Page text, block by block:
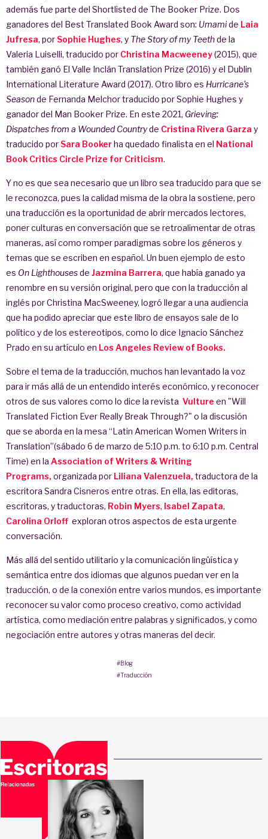
además fue parte del Shortlisted de The Booker Prize. Dos
ganadores del Best Translated Book Award son: Umamide Laia
Jufresa, por Sophie Hughes, y The Story of my Teethde la
Valeria Luiselli, traducido por Christina Macweeney(2015), que
también ganó El Valle Inclán Translation Prize (2016) y el Dublin
International Literature Award (2017). Otro libro es Hurricane's
Seasonde Fernanda Melchor traducido por Sophie Hughes y
ganador del Man Booker Prize. En este 2021, Grieving:
Dispatches from a Wounded Countryde Cristina Rivera Garza y
traducido por Sara Bookerha quedado finalista en el National
Book Critics Circle Prize for Criticism.
Y no es que sea necesario que un libro sea traducido para que se
le reconozca, pues la calidad misma de la obra la sostiene, pero
una traducción es la oportunidad de abrir mercados lectores,
poner culturas en conversación que se retroalimentar de otras
maneras, así como romper paradigmas sobre los géneros y
temas que se escriben en español. Un buen ejemplo de esto
es On Lighthousesde Jazmina Barrera, que había ganado ya
renombre en su versión original, pero que con la traducción al
inglés por Christina MacSweeney, logró llegar a una audiencia
que ha podido apreciar que este libro de ensayos sale de lo
político y de los estereotipos, como lo dice Ignacio Sánchez
Prado en su artículo en Los Angeles Review of Books.
Sobre el tema de la traducción, muchos han levantado la voz
para ir más allá de un entendido interés económico, y reconocer
otros de sus valores como lo dice la revista Vulture en "Will
Translated Fiction Ever Really Break Through?" o la discusión
que se aborda en la mesa “Latin American Women Writers in
Translation”(sábado 6 de marzo de 5:10 p.m. to 6:10 p.m. Central
Time) en la Association of Writers & Writing
Programs, organizada por Liliana Valenzuela, traductora de la
escritora Sandra Cisneros entre otras. En ella, las editoras,
escritoras, y traductoras, Robin Myers, Isabel Zapata,
Carolina Orloff exploran otros aspectos de esta urgente
conversación.
Más allá del sentido utilitario y la comunicación lingüística y
semántica entre dos idiomas que algunos puedan ver en la
traducción, o de la conexión entre varios mundos, es importante
reconocer su valor como proceso creativo, como actividad
artística, como mediación entre palabras y significados, y como
negociación entre autores y otras maneras del decir.
#Blog
#Traducción